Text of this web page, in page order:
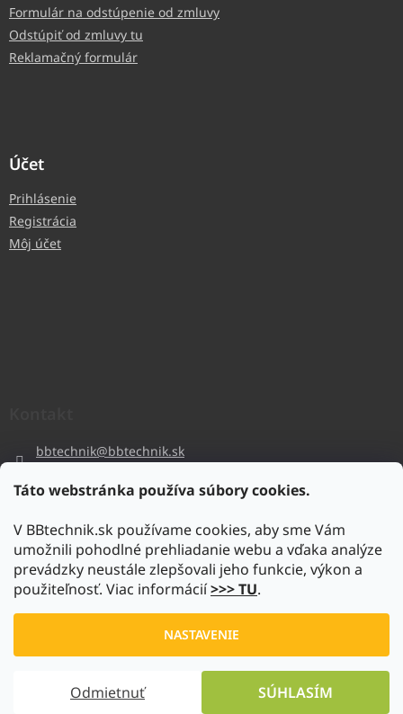
Táto webstránka používa súbory cookies.
V BBtechnik.sk používame cookies, aby sme Vám
umožnili pohodlné prehliadanie webu a vďaka analýze
prevádzky neustále zlepšovali jeho funkcie, výkon a
použiteľnosť. Viac informácií>>> TU.
NASTAVENIE
Odmietnuť SÚHLASÍM
Formulár na odstúpenie od zmluvy
Odstúpiť od zmluvy tu
Reklamačný formulár
Účet
Prihlásenie
Registrácia
Môj účet
bbtechnik@bbtechnik.sk
bbtechnik
https://www.youtube.com/@bb-techniks.r.o.7746
www.bbtechnik.sk. Všetky práva vyhradené.
Upraviť nastavenie cookies